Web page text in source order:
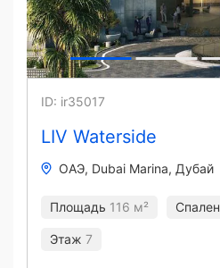
LIV Waterside
ID: ir35017
ОАЭ Dubai Marina Дубай
Площадь 116 м² Спален
Этаж 7